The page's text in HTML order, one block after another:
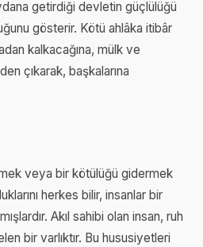
getirdiği devletin güçlülüğü
gösterir. Kötü ahlâka itibâr
kalkacağına, mülk ve
çıkarak, başkalarına
veya bir kötülüğü gidermek
herkes bilir, insanlar bir
Akıl sahibi olan insan, ruh
bir varlıktır. Bu hususiyetleri